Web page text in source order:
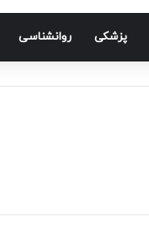
پزشکی روانشناسی